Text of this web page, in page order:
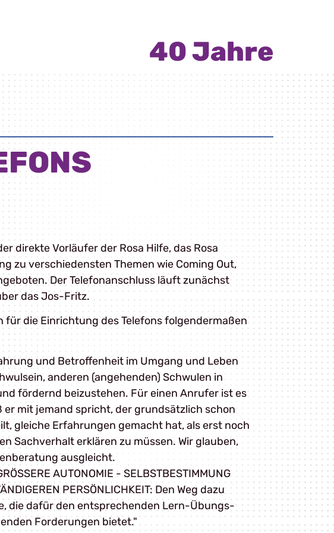
40 Jahre
direkte Vorläufer der Rosa Hilfe, das Rosa
zu verschiedensten Themen wie Coming Out,
Der Telefonanschluss läuft zunächst
das Jos-Fritz.
für die Einrichtung des Telefons folgendermaßen
und Betroffenheit im Umgang und Leben
anderen (angehenden) Schwulen in
fördernd beizustehen. Für einen Anrufer ist es
er mit jemand spricht, der grundsätzlich schon
gleiche Erfahrungen gemacht hat, als erst noch
Sachverhalt erklären zu müssen. Wir glauben,
ausgleicht.
AUTONOMIE - SELBSTBESTIMMUNG
PERSÖNLICHKEIT: Den Weg dazu
die dafür den entsprechenden Lern-Übungs-
Forderungen bietet."